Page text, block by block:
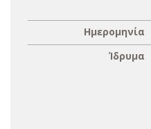
Ημερομηνία
Ίδρυμα